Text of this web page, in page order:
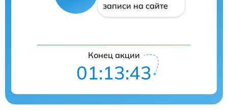
записи на сайте
Конец акции
01:13:42